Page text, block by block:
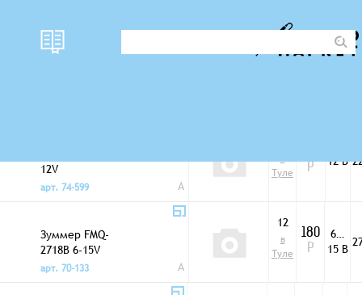
12V
арт. 74-599
A
в
Туле
Р
12 В
Зуммер FMQ-
2718B 6-15V
арт. 70-133
A
12
в
Туле
180
Р
6…
15 В